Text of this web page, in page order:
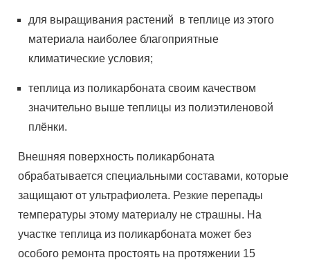
для выращивания растений в теплице из этого
материала наиболее благоприятные
климатические условия;
теплица из поликарбоната своим качеством
значительно выше теплицы из полиэтиленовой
плёнки.
Внешняя поверхность поликарбоната
обрабатывается специальными составами, которые
защищают от ультрафиолета. Резкие перепады
температуры этому материалу не страшны. На
участке теплица из поликарбоната может без
особого ремонта простоять на протяжении 15